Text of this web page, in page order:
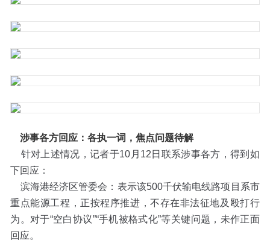
涉事各方回应：各执一词，焦点问题待解
针对上述情况，记者于10月12日联系涉事各方，得到如
下回应：
滨海港经济区管委会：表示该500千伏输电线路项目系市
重点能源工程，正按程序推进，不存在非法征地及殴打行
为。对于“空白协议”“手机被格式化”等关键问题，未作正面
回应。